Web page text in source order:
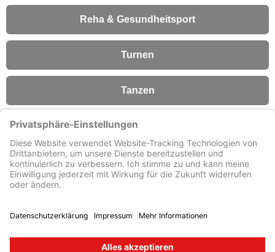
Reha & Gesundheitsport
Turnen
Tanzen
Fitness
Förderverein